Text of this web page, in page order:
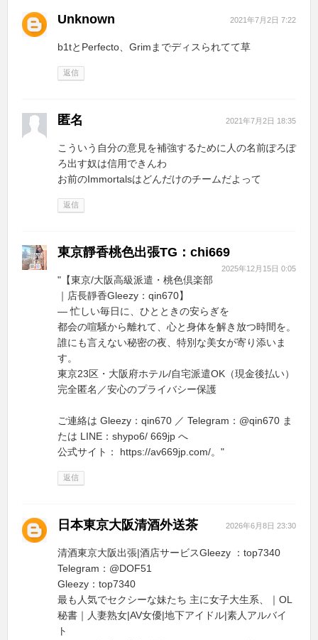
Unknown 2021年7月2日 7:22
b1tとPerfecto、Grimまでディスられてて草
返信
匿名 2021年7月2日 18:35
こういう自分の意見を補強するために人の名前ぽろぽ
ろ出す奴は信用できんわ
お前のImmortalsはどんだけのチームだよって
返信
東京靜香桃色出張TG：chi669
2025年12月15日 0:05
"【東京/大阪高級派遣・桃色倶楽部
｜店長靜香Gleezy：qin670】
— 忙しい毎日に、ひとときの安らぎを
都会の喧騒から離れて、心と身体を解き放つ時間を。
誰にも言えない秘密の夜、特別な美女が寄り添いま
す。
東京23区・大阪府ホテル/自宅派遣OK（現金後払い）
完全匿名／安心のプライバシー保護
ご連絡は Gleezy：qin670 ／ Telegram：@qin670 ま
たは LINE：shypo6/ 669jp へ
公式サイト： https://av669jp.com/。"
返信
日本東京大阪清酒外送茶 2026年6月8日 23:30
清酒東京大阪出張|酒店サービスGleezy ：top7340
Telegram：@DOF51
Gleezy：top7340
最も人気でセクシーな妹たち 主に女子大生系、｜OL
秘書｜人妻熟女|AV女優|地下アイドル|素人アルバイ
ト